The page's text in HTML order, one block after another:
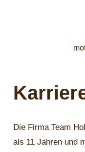
Die Firma Team
als 11 Jahren und